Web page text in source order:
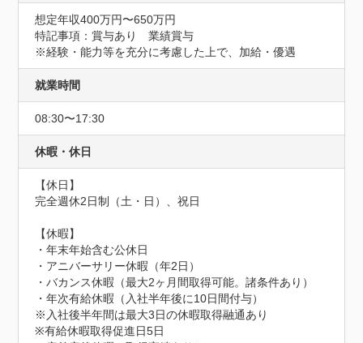
想定年収400万円〜650万円
特記事項：賞与あり　業績賞与
※経験・能力等を充分に考慮した上で、加給・優遇
就業時間
08:30〜17:30
休暇・休日
【休日】
完全週休2日制（土・日）、祝日
【休暇】
・年末年始含む公休日
・アニバーサリー休暇（年2日）
・バカンス休暇（最大2ヶ月間取得可能。諸条件あり）
・年次有給休暇（入社半年後に10日間付与）
※入社後半年間は最大3日の休暇取得融通あり
※有給休暇取得促進日5日